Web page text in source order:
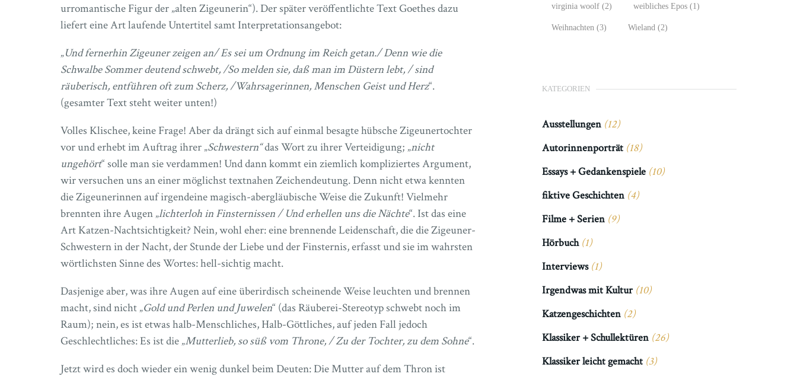
urromantische Figur der „alten Zigeunerin“). Der später veröffentlichte Text Goethes dazu
liefert eine Art laufende Untertitel samt Interpretationsangebot:
„Und fernerhin Zigeuner zeigen an/ Es sei um Ordnung im Reich getan./ Denn wie die
Schwalbe Sommer deutend schwebt, /So melden sie, daß man im Düstern lebt, / sind
räuberisch, entführen oft zum Scherz, /Wahrsagerinnen, Menschen Geist und Herz“.
(gesamter Text steht weiter unten!)
Volles Klischee, keine Frage! Aber da drängt sich auf einmal besagte hübsche Zigeunertochter
vor und erhebt im Auftrag ihrer „Schwestern“das Wort zu ihrer Verteidigung; „nicht
ungehört“ solle man sie verdammen! Und dann kommt ein ziemlich kompliziertes Argument,
wir versuchen uns an einer möglichst textnahen Zeichendeutung. Denn nicht etwa kennten
die Zigeunerinnen auf irgendeine magisch-abergläubische Weise die Zukunft! Vielmehr
brennten ihre Augen „lichterloh in Finsternissen / Und erhellen uns die Nächte“. Ist das eine
Art Katzen-Nachtsichtigkeit? Nein, wohl eher: eine brennende Leidenschaft, die die Zigeuner-
Schwestern in der Nacht, der Stunde der Liebe und der Finsternis, erfasst und sie im wahrsten
wörtlichsten Sinne des Wortes: hell-sichtig macht.
Dasjenige aber, was ihre Augen auf eine überirdisch scheinende Weise leuchten und brennen
macht, sind nicht „Gold und Perlen und Juwelen“ (das Räuberei-Stereotyp schwebt noch im
Raum); nein, es ist etwas halb-Menschliches, Halb-Göttliches, auf jeden Fall jedoch
Geschlechtliches: Es ist die „Mutterlieb, so süß vom Throne, / Zu der Tochter, zu dem Sohne“.
Jetzt wird es doch wieder ein wenig dunkel beim Deuten: Die Mutter auf dem Thron ist
virginia woolf (2) weibliches Epos (1)
Weihnachten (3) Wieland (2)
KATEGORIEN
Ausstellungen (12)
Autorinnenporträt (18)
Essays + Gedankenspiele (10)
fiktive Geschichten (4)
Filme + Serien (9)
Hörbuch(1)
Interviews(1)
Irgendwas mit Kultur(10)
Katzengeschichten (2)
Klassiker + Schullektüren (26)
Klassiker leicht gemacht (3)